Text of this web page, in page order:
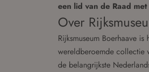
een lid van de Raad
Over
Rijksmuseum Boerhaave
wereldberoemde collectie
de belangrijkste